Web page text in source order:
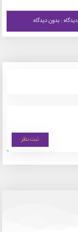
دیدگاه : بدون دیدگاه